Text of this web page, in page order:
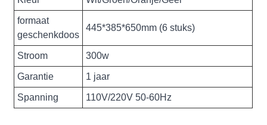
formaat
geschenkdoos
445*385*650mm (6 stuks)
Stroom 300w
Garantie 1 jaar
Spanning 110V/220V 50-60Hz